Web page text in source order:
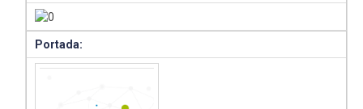
Portada: